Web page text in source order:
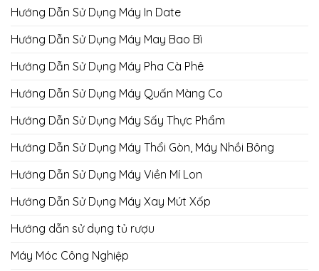
Hướng Dẫn Sử Dụng Máy In Date
Hướng Dẫn Sử Dụng Máy May Bao Bì
Hướng Dẫn Sử Dụng Máy Pha Cà Phê
Hướng Dẫn Sử Dụng Máy Quấn Màng Co
Hướng Dẫn Sử Dụng Máy Sấy Thực Phẩm
Hướng Dẫn Sử Dụng Máy Thổi Gòn, Máy Nhồi Bông
Hướng Dẫn Sử Dụng Máy Viền Mí Lon
Hướng Dẫn Sử Dụng Máy Xay Mút Xốp
Hướng dẫn sử dụng tủ rượu
Máy Móc Công Nghiệp